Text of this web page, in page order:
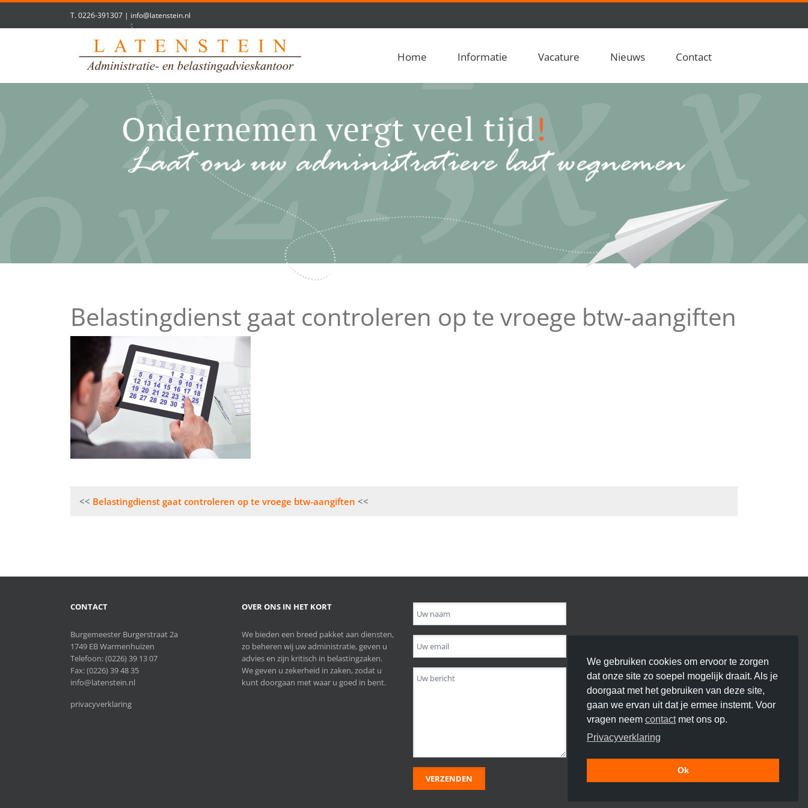
T.0226-391307 | info@latenstein.nl
Home Informatie Vacature Nieuws Contact
Belastingdienst gaat controleren op te vroege btw-aangiften
Bericht
Belastingdienst gaat controleren op te vroege btw-aangiften
CONTACT
Burgemeester Burgerstraat 2a
1749 EB Warmenhuizen
Telefoon:(0226) 39 13 07
Fax: (0226) 39 48 35
info@latenstein.nl
privacyverklaring
OVER ONS IN HET KORT
We bieden een breed pakket aan diensten,
zo beheren wij uw administratie, geven u
advies en zijn kritisch in belastingzaken.
We geven u zekerheid in zaken, zodat u
kunt doorgaan met waar u goed in bent.
We gebruiken cookies om ervoor te zorgen
dat onze site zo soepel mogelijk draait. Als je
doorgaat met het gebruiken van deze site,
gaan we ervan uit dat je ermee instemt. Voor
vragen neem contactmet ons op.
Privacyverklaring
Ok